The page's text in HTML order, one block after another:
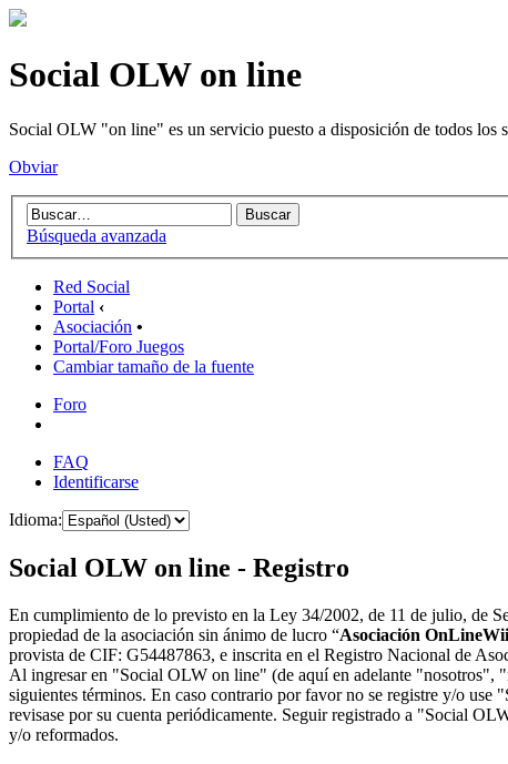
Social OLW on line
Social OLW "on line" es un servicio puesto a disposición de todos los
Obviar
Búsqueda avanzada
Red Social
Portal ‹
Asociación •
Portal/Foro Juegos
Cambiar tamaño de la fuente
Foro
FAQ
Identificarse
Idioma:
Social OLW on line - Registro
En cumplimiento de lo previsto en la Ley 34/2002, de 11 de julio, de
propiedad de la asociación sin ánimo de lucro “Asociación OnLineWii
provista de CIF: G54487863, e inscrita en el Registro Nacional de
Al ingresar en "Social OLW on line" (de aquí en adelante
siguientes términos. En caso contrario por favor no se registre y/o
revisase por su cuenta periódicamente. Seguir registrado a "Social
y/o reformados.